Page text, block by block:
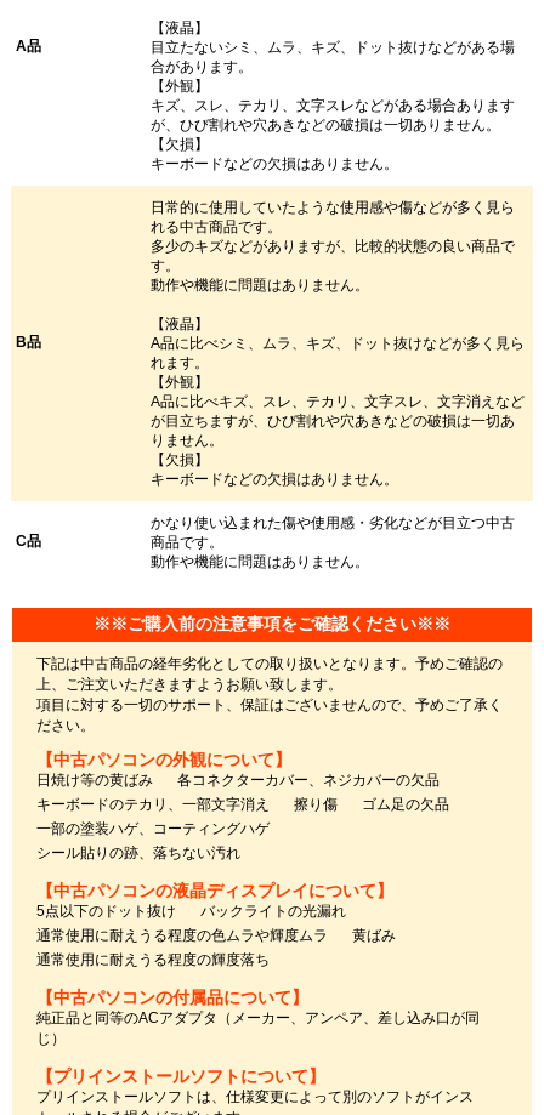
A品
【液晶】
目立たないシミ、ムラ、キズ、ドット抜けなどがある場
合があります。
【外観】
キズ、スレ、テカリ、文字スレなどがある場合あります
が、ひび割れや穴あきなどの破損は一切ありません。
【欠損】
キーボードなどの欠損はありません。
B品
日常的に使用していたような使用感や傷などが多く見ら
れる中古商品です。
多少のキズなどがありますが、比較的状態の良い商品で
す。
動作や機能に問題はありません。
【液晶】
A品に比べシミ、ムラ、キズ、ドット抜けなどが多く見ら
れます。
【外観】
A品に比べキズ、スレ、テカリ、文字スレ、文字消えなど
が目立ちますが、ひび割れや穴あきなどの破損は一切あ
りません。
【欠損】
キーボードなどの欠損はありません。
C品
かなり使い込まれた傷や使用感・劣化などが目立つ中古
商品です。
動作や機能に問題はありません。
※※ご購入前の注意事項をご確認ください※※
下記は中古商品の経年劣化としての取り扱いとなります。予めご確認の
上、ご注文いただきますようお願い致します。
項目に対する一切のサポート、保証はございませんので、予めご了承く
ださい。
【中古パソコンの外観について】
日焼け等の黄ばみ
各コネクターカバー、ネジカバーの欠品
キーボードのテカリ、一部文字消え
擦り傷
ゴム足の欠品
一部の塗装ハゲ、コーティングハゲ
シール貼りの跡、落ちない汚れ
【中古パソコンの液晶ディスプレイについて】
5点以下のドット抜け
バックライトの光漏れ
通常使用に耐えうる程度の色ムラや輝度ムラ
黄ばみ
通常使用に耐えうる程度の輝度落ち
【中古パソコンの付属品について】
純正品と同等のACアダプタ（メーカー、アンペア、差し込み口が同
じ）
【プリインストールソフトについて】
プリインストールソフトは、仕様変更によって別のソフトがインス